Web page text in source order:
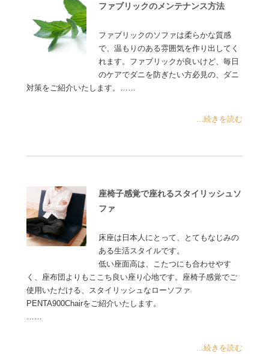
ファブリックのメンテナンス方法
ファブリックのソファは柔らかな質感
で、温もりのある雰囲気を作り出してく
れます。ファブリックが良いけど、毎日
のケアでダニを防ぎたい方必見の、ダニ
対策をご紹介いたします。……
...続きを読む
座椅子感覚で座れるスタイリッシュソ
ファ
床座は日本人にとって、とてもなじみの
ある生活スタイルです。
低い座面高は、こたつにも合わせやす
く、座布団よりもここち良い座り心地です。座椅子感覚でご
使用いただける、スタイリッシュなローソファ
PENTA900Chairをご紹介いたします。
……
...続きを読む